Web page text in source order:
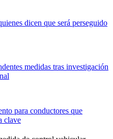
dicen que será perseguido
medidas tras investigación
para conductores que
clave